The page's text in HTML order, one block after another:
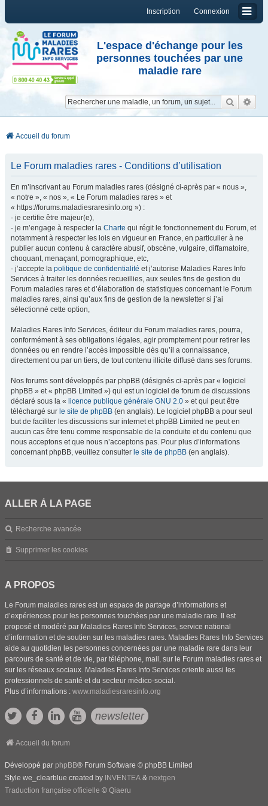
Connexion
Inscription
L'espace d'échange pour les
personnes touchées par une
maladie rare
Accueil du forum
Le Forum maladies rares - Conditions d’utilisation
En m’inscrivant au Forum maladies rares (désigné ci-après par « nous »,
« notre », « nos », « Le Forum maladies rares » et
« https://forums.maladiesraresinfo.org ») :
- je certifie être majeur(e),
- je m’engage à respecter la Charte qui régit le fonctionnement du Forum, et
notamment à respecter les lois en vigueur en France, en particulier à ne
publier aucun contenu à caractère abusif, obscène, vulgaire, diffamatoire,
choquant, menaçant, pornographique, etc,
- j’accepte la politique de confidentialité et j’autorise Maladies Rares Info
Services à traiter les données recueillies, aux seules fins de gestion du
Forum maladies rares et d’élaboration de statistiques concernant le Forum
maladies rares, ainsi qu’aux fins de gestion de la newsletter si j’ai
sélectionné cette option,
Maladies Rares Info Services, éditeur du Forum maladies rares, pourra,
conformément à ses obligations légales, agir promptement pour retirer les
données ou en rendre l’accès impossible dès qu’il a connaissance,
directement ou par un tiers, de tout contenu illicite diffusé dans ses forums.
Nos forums sont développés par phpBB (désignés ci-après par « logiciel
phpBB » et « phpBB Limited ») qui est un logiciel de forum de discussions
déclaré sous la « licence publique générale GNU 2.0 » et qui peut être
téléchargé sur le site de phpBB (en anglais). Le logiciel phpBB a pour seul
but de faciliter les discussions sur internet et phpBB Limited ne peut en
aucun cas être tenu comme responsable de la conduite et du contenu que
nous acceptons et que nous n’acceptons pas. Pour plus d’informations
concernant phpBB, veuillez consulter le site de phpBB (en anglais).
ALLER À LA PAGE
Recherche avancée
Supprimer les cookies
A PROPOS
Le Forum maladies rares est un espace de partage d’informations et
d’expériences pour les personnes touchées par une maladie rare. Il est
proposé et modéré par Maladies Rares Info Services, service national
d’information et de soutien sur les maladies rares. Maladies Rares Info Services
aide au quotidien les personnes concernées par une maladie rare dans leur
parcours de santé et de vie, par téléphone, mail, sur le Forum maladies rares et
sur les réseaux sociaux. Maladies Rares Info Services oriente aussi les
professionnels de santé et du secteur médico-social.
Plus d’informations : www.maladiesraresinfo.org
newsletter
Accueil du forum
Développé par phpBB® Forum Software © phpBB Limited
Style we_clearblue created by INVENTEA & nextgen
Traduction française officielle © Qiaeru